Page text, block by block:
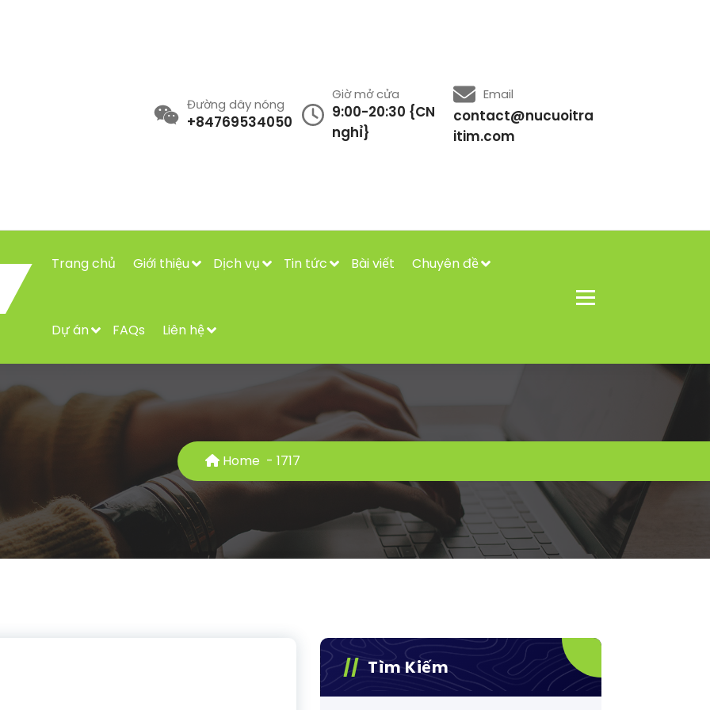
Đường dây nóng
+84769534050
Giờ mở cửa
9:00-20:30 {CN
nghỉ}
Email
contact@nucuoitra
itim.com
Trang chủ Giới thiệu Dịch vụ Tin tức Bài viết Chuyên đề
Dự án FAQs Liên hệ
Home - 1717
Tìm Kiếm